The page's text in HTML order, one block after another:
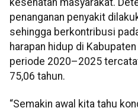
penanganan penyakit
sehingga berkontribusi
harapan hidup di
periode 2020–2025
75,06 tahun.
“Semakin awal kita tahu